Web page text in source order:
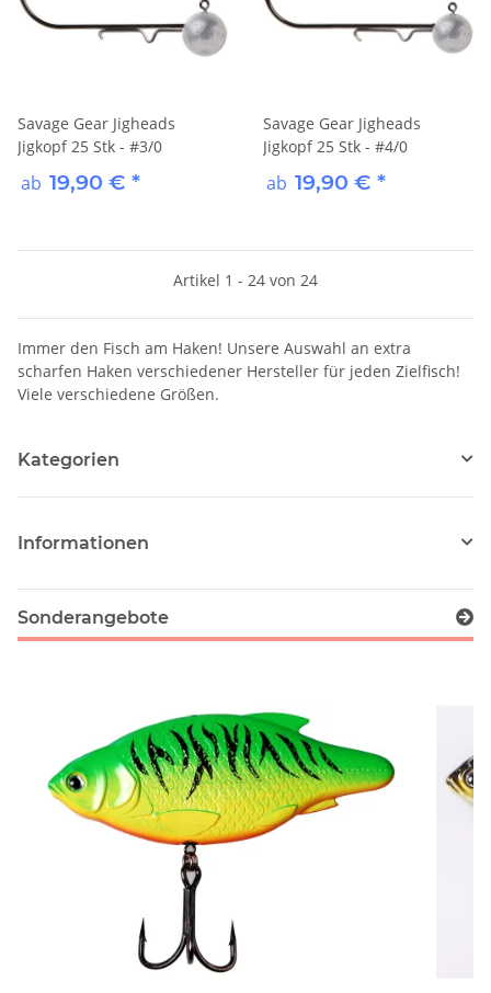
Savage Gear Jigheads
Jigkopf 25 Stk - #3/0
ab 19,90 € *
Savage Gear Jigheads
Jigkopf 25 Stk - #4/0
ab 19,90 € *
Artikel 1 - 24 von 24
Immer den Fisch am Haken! Unsere Auswahl an extra
scharfen Haken verschiedener Hersteller für jeden Zielfisch!
Viele verschiedene Größen.
Kategorien
Informationen
Sonderangebote